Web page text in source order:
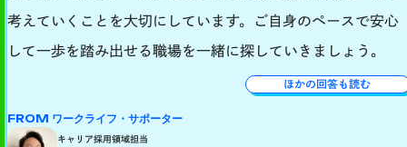
考えていくことを大切にしています。ご自身のペースで安心
して一歩を踏み出せる職場を一緒に探していきましょう。
ほかの回答も読む
FROM ワークライフ・サポーター
キャリア採用領域担当